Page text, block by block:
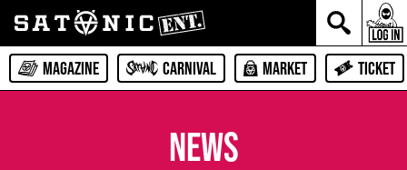
MAGAZINE CARNIVAL MARKET TICKET
NEWS